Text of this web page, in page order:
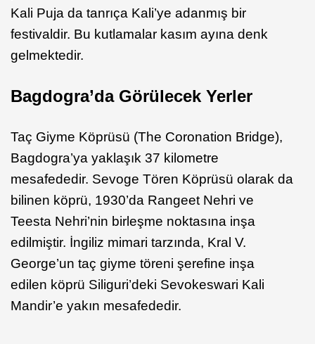
Kali Puja da tanrıça Kali’ye adanmış bir
festivaldir. Bu kutlamalar kasım ayına denk
gelmektedir.
Bagdogra’da Görülecek Yerler
Taç Giyme Köprüsü (The Coronation Bridge),
Bagdogra’ya yaklaşık 37 kilometre
mesafededir. Sevoge Tören Köprüsü olarak da
bilinen köprü, 1930’da Rangeet Nehri ve
Teesta Nehri’nin birleşme noktasına inşa
edilmiştir. İngiliz mimari tarzında, Kral V.
George’un taç giyme töreni şerefine inşa
edilen köprü Siliguri’deki Sevokeswari Kali
Mandir’e yakın mesafededir.